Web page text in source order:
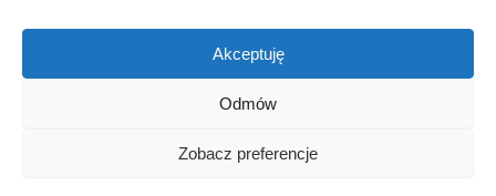
Akceptuję
Odmów
Zobacz preferencje
zastrzeżone | realizacjaHillnet
O